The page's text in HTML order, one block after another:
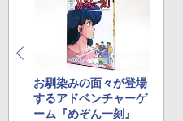
お馴染みの面々が登場
するアドベンチャーゲ
ーム『めぞん一刻』